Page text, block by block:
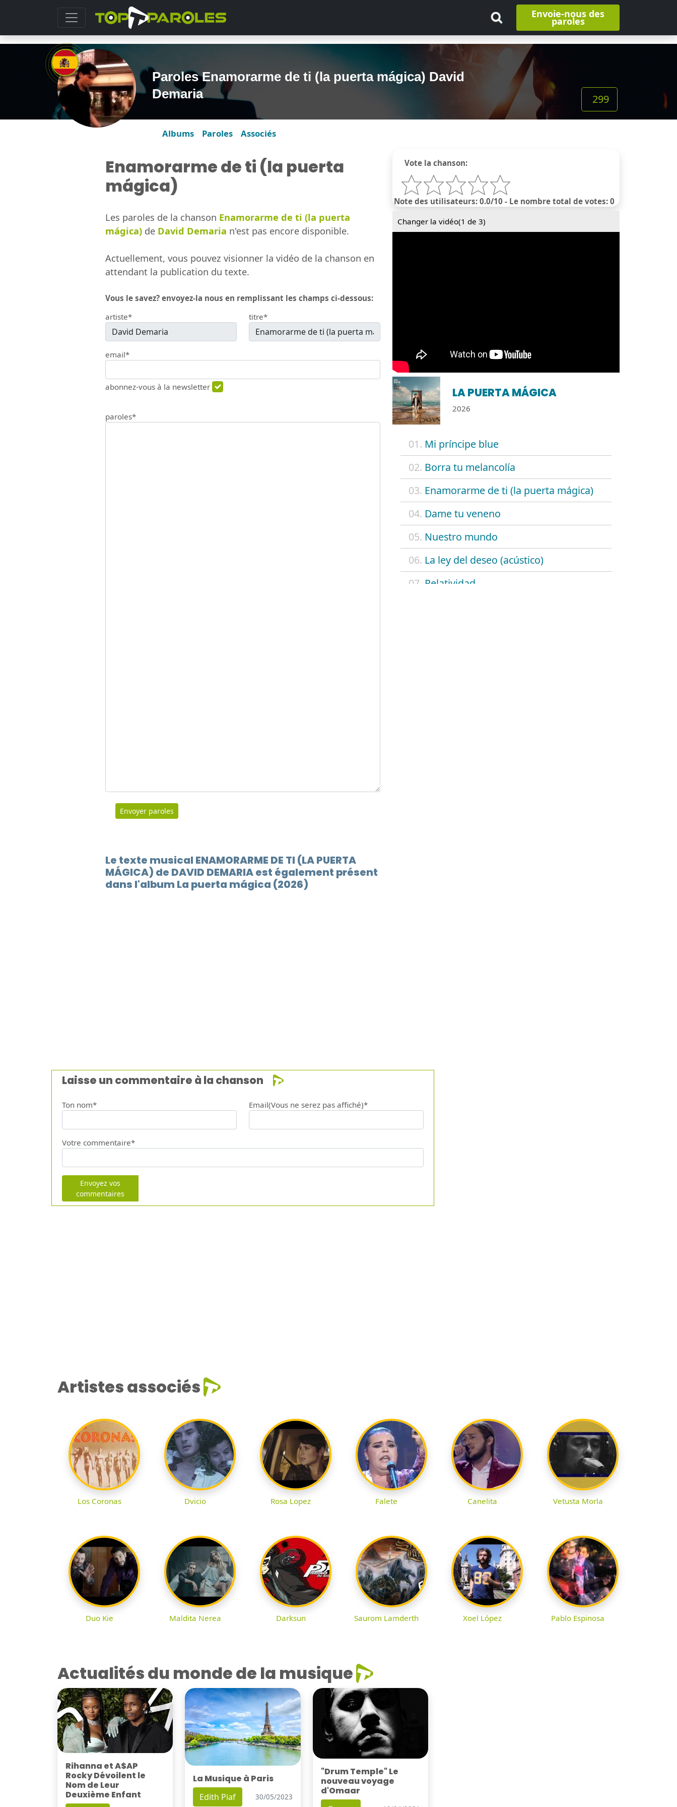
Envoie-nous des
paroles
Paroles Enamorarme de ti (la puerta mágica) David
Demaria
299
Albums Paroles Associés
Vote la chanson:
Note des utilisateurs: 0.0/10 - Le nombre total de votes: 0
Changer la vidéo(1 de 3)
LA PUERTA MÁGICA
2026
01. Mi príncipe blue
02. Borra tu melancolía
03. Enamorarme de ti (la puerta mágica)
04. Dame tu veneno
05. Nuestro mundo
06. La ley del deseo (acústico)
07. Relatividad
Enamorarme de ti (la puerta
mágica)
Les paroles de la chanson Enamorarme de ti (la puerta
mágica) de David Demaria n'est pas encore disponible.
Actuellement, vous pouvez visionner la vidéo de la chanson en
attendant la publication du texte.
Vous le savez? envoyez-la nous en remplissant les champs ci-dessous:
artiste*
titre*
email*
abonnez-vous à la newsletter
paroles*
Envoyer paroles
Le texte musical ENAMORARME DE TI (LA PUERTA
MÁGICA) de DAVID DEMARIA est également présent
dans l'album La puerta mágica (2026)
Laisse un commentaire à la chanson
Ton nom* Email(Vous ne serez pas affiché)*
Votre commentaire*
Envoyez vos
commentaires
Artistes associés
Los Coronas Dvicio Rosa Lopez Falete Canelita Vetusta Morla
Duo Kie Maldita Nerea Darksun Saurom Lamderth Xoel López Pablo Espinosa
Actualités du monde de la musique
Rihanna et A$AP
Rocky Dévoilent le
Nom de Leur
Deuxième Enfant
La Musique à Paris
Edith Piaf 30/05/2023
"Drum Temple" Le
nouveau voyage
d'Omaar